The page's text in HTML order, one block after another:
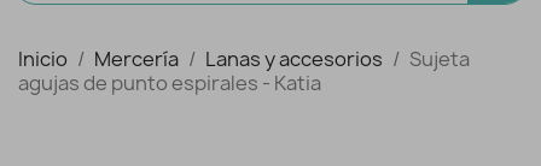
Inicio Mercería Lanas y accesorios
Sujeta
agujas de punto espirales - Katia